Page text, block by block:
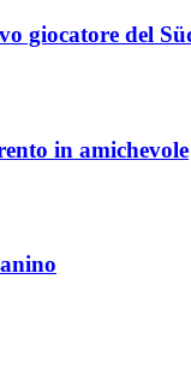
giocatore del
in amichevole